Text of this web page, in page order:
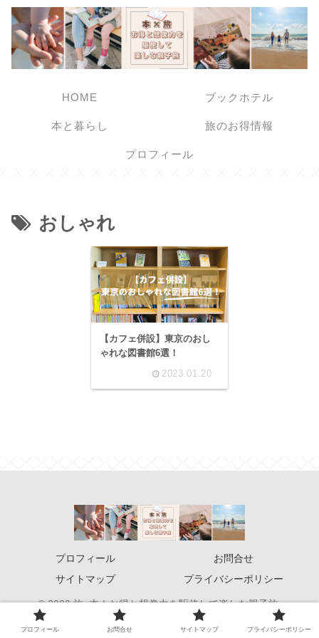
HOME ブックホテル
本と暮らし 旅のお得情報
プロフィール
おしゃれ
【カフェ併設】東京のおし
ゃれな図書館6選！
2023.01.20
プロフィール
お問合せ
サイトマップ
プライバシーポリシー
© 2022 旅×本！お得と想像力を駆使して楽しむ親子旅.
プロフィール お問合せ サイトマップ プライバシーポリシー